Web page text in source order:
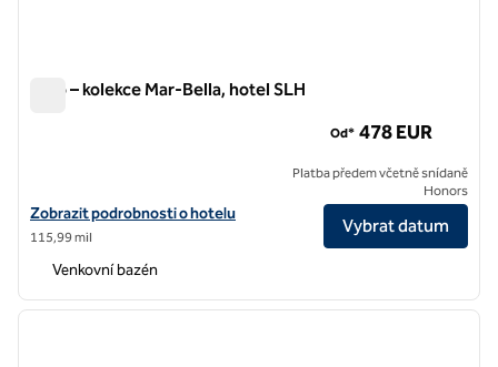
Nido – kolekce Mar-Bella, hotel SLH
Zobrazit podrobnosti o hotelu Nido – Mar-Bella Collection, hotel SLH
Zobrazit podrobnosti o hotelu
115,99 mil
Od* 478 EUR
Platba předem včetně snídaně
Honors
Vybrat datum
Venkovní bazén
1 z 12
další